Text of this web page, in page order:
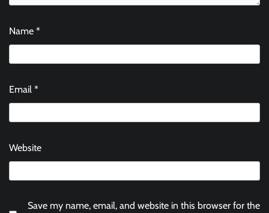
Name *
Email *
Website
Save my name, email, and website in this browser for the